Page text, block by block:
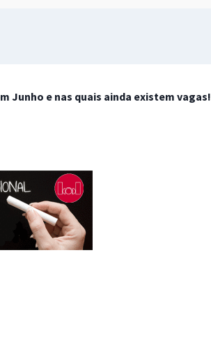
Junho e nas quais ainda existem vagas!